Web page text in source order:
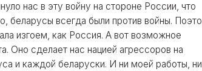
нас в эту войну на стороне России, что
беларусы всегда были против войны.
изгоем, как Россия. А вот возможное
Оно сделает нас нацией агрессоров на
и каждой беларуски. И ни моей работы, ни